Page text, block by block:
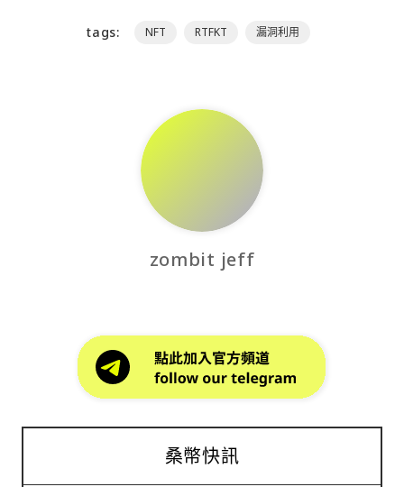
tags: NFT RTFKT 漏洞利用
zombit jeff
桑幣快訊